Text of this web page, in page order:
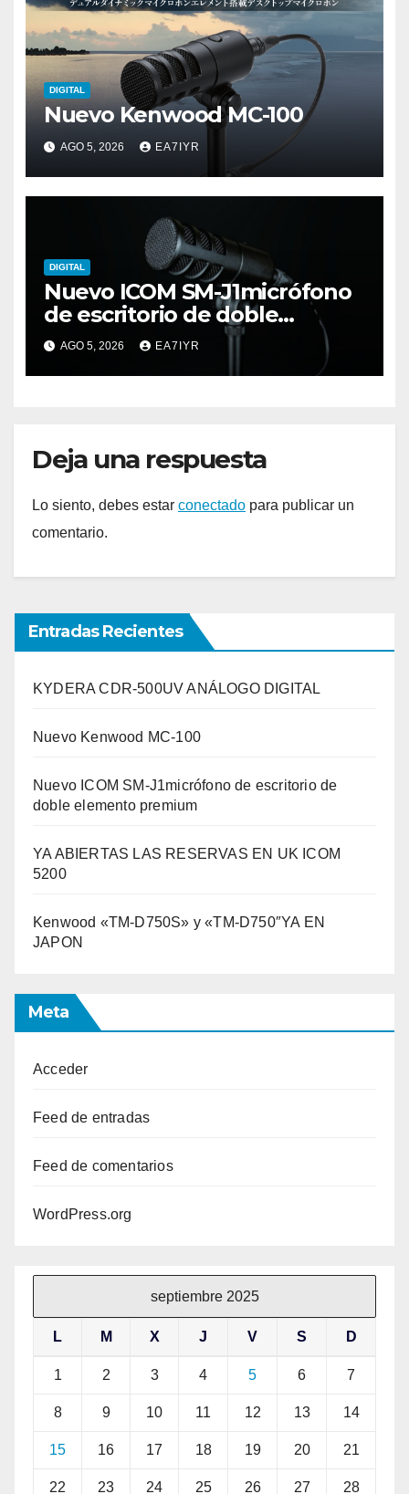
DIGITAL
Nuevo Kenwood MC-100
AGO 5, 2026 EA7IYR
DIGITAL
Nuevo ICOM SM-J1micrófono
de escritorio de doble
elemento premium
AGO 5, 2026 EA7IYR
Deja una respuesta
Lo siento, debes estar conectado para publicar un
comentario.
Entradas Recientes
KYDERA CDR-500UV ANÁLOGO DIGITAL
Nuevo Kenwood MC-100
Nuevo ICOM SM-J1micrófono de escritorio de
doble elemento premium
YA ABIERTAS LAS RESERVAS EN UK ICOM
5200
Kenwood «TM-D750S» y «TM-D750″YA EN
JAPON
Meta
Acceder
Feed de entradas
Feed de comentarios
WordPress.org
septiembre 2025
L M X J V S D
1 2 3 4 5 6 7
8 9 10 11 12 13 14
15 16 17 18 19 20 21
22 23 24 25 26 27 28